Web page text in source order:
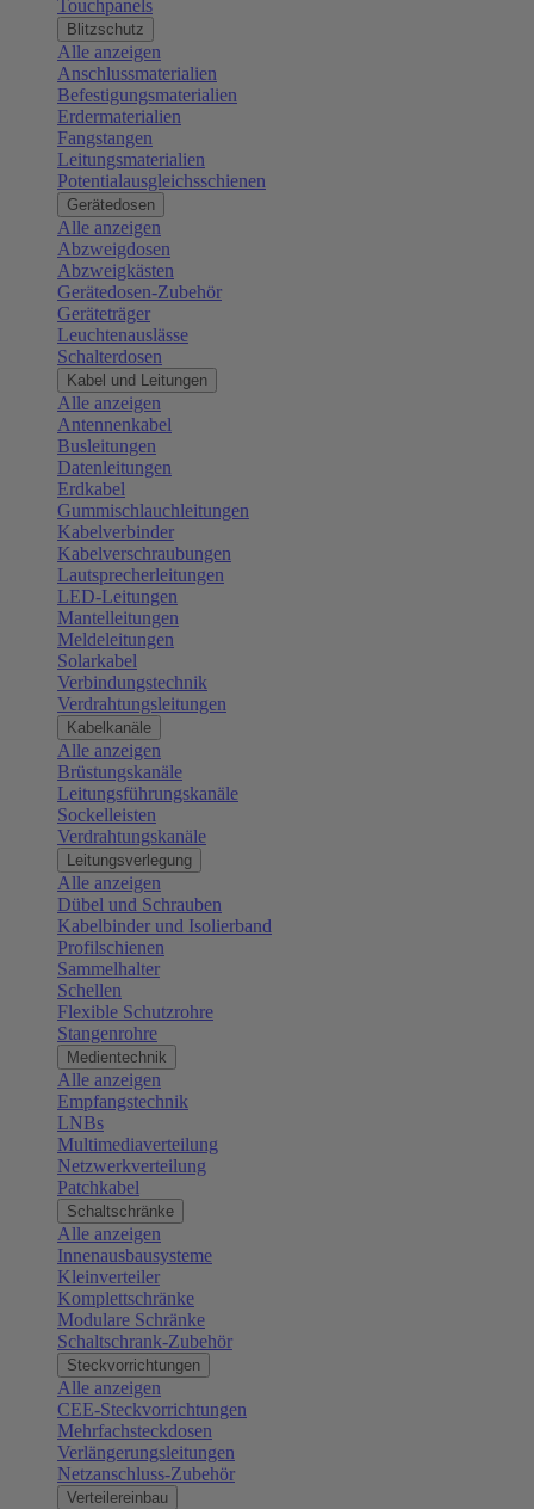
Touchpanels
Blitzschutz
Alle anzeigen
Anschlussmaterialien
Befestigungsmaterialien
Erdermaterialien
Fangstangen
Leitungsmaterialien
Potentialausgleichsschienen
Gerätedosen
Alle anzeigen
Abzweigdosen
Abzweigkästen
Gerätedosen-Zubehör
Geräteträger
Leuchtenauslässe
Schalterdosen
Kabel und Leitungen
Alle anzeigen
Antennenkabel
Busleitungen
Datenleitungen
Erdkabel
Gummischlauchleitungen
Kabelverbinder
Kabelverschraubungen
Lautsprecherleitungen
LED-Leitungen
Mantelleitungen
Meldeleitungen
Solarkabel
Verbindungstechnik
Verdrahtungsleitungen
Kabelkanäle
Alle anzeigen
Brüstungskanäle
Leitungsführungskanäle
Sockelleisten
Verdrahtungskanäle
Leitungsverlegung
Alle anzeigen
Dübel und Schrauben
Kabelbinder und Isolierband
Profilschienen
Sammelhalter
Schellen
Flexible Schutzrohre
Stangenrohre
Medientechnik
Alle anzeigen
Empfangstechnik
LNBs
Multimediaverteilung
Netzwerkverteilung
Patchkabel
Schaltschränke
Alle anzeigen
Innenausbausysteme
Kleinverteiler
Komplettschränke
Modulare Schränke
Schaltschrank-Zubehör
Steckvorrichtungen
Alle anzeigen
CEE-Steckvorrichtungen
Mehrfachsteckdosen
Verlängerungsleitungen
Netzanschluss-Zubehör
Verteilereinbau